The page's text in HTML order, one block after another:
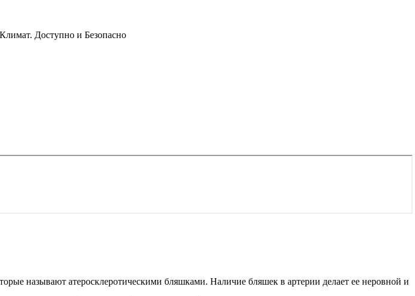
Доступно и Безопасно
называют атеросклеротическими бляшками. Наличие бляшек в артерии делает ее неровной и